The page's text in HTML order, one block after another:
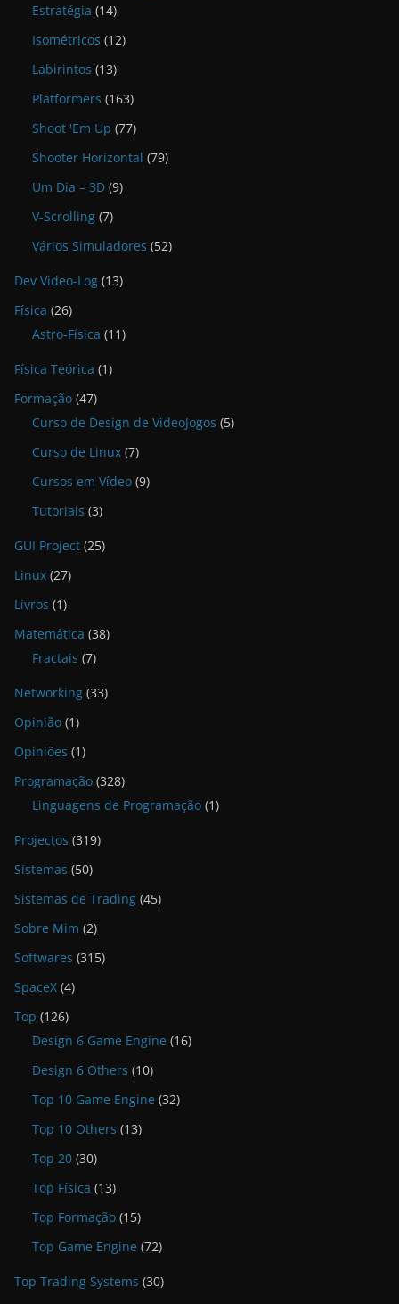
Estratégia (14)
Isométricos (12)
Labirintos (13)
Platformers (163)
Shoot 'Em Up (77)
Shooter Horizontal (79)
Um Dia – 3D (9)
V-Scrolling (7)
Vários Simuladores (52)
Dev Video-Log (13)
Física (26)
Astro-Física (11)
Física Teórica (1)
Formação (47)
Curso de Design de VideoJogos (5)
Curso de Linux (7)
Cursos em Vídeo (9)
Tutoriais (3)
GUI Project (25)
Linux (27)
Livros (1)
Matemática (38)
Fractais (7)
Networking (33)
Opinião (1)
Opiniões (1)
Programação (328)
Linguagens de Programação (1)
Projectos (319)
Sistemas (50)
Sistemas de Trading (45)
Sobre Mim (2)
Softwares (315)
SpaceX (4)
Top (126)
Design 6 Game Engine (16)
Design 6 Others (10)
Top 10 Game Engine (32)
Top 10 Others (13)
Top 20 (30)
Top Física (13)
Top Formação (15)
Top Game Engine (72)
Top Trading Systems (30)